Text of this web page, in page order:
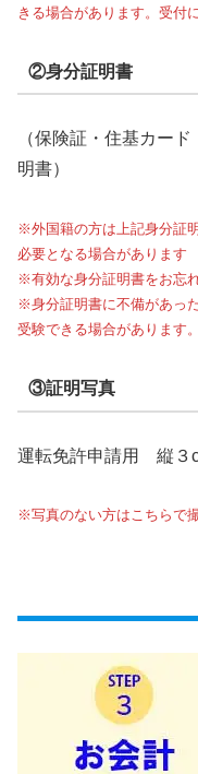
きる場合があります。受付
②身分証明書
（保険証・住基カー
明書）
※外国籍の方は上記身分証
必要となる場合があります
※有効な身分証明書をお忘
※身分証明書に不備があっ
受験できる場合があります
③証明写真
運転免許申請用 縦３
※写真のない方はこちらで